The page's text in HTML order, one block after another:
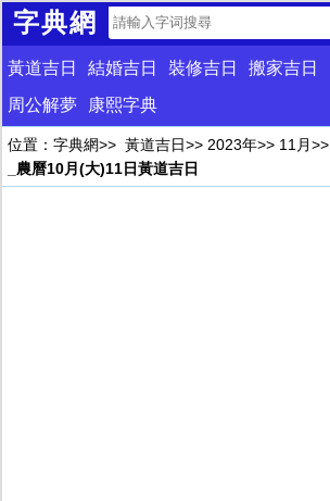
字典網
黃道吉日 結婚吉日 裝修吉日 搬家吉日
周公解夢
康熙字典
位置： 字典網>> 黃道吉日>> 2023年>> 11月>>
_農曆10月(大)11日黃道吉日